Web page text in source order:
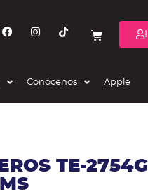
Conócenos Apple
TE-